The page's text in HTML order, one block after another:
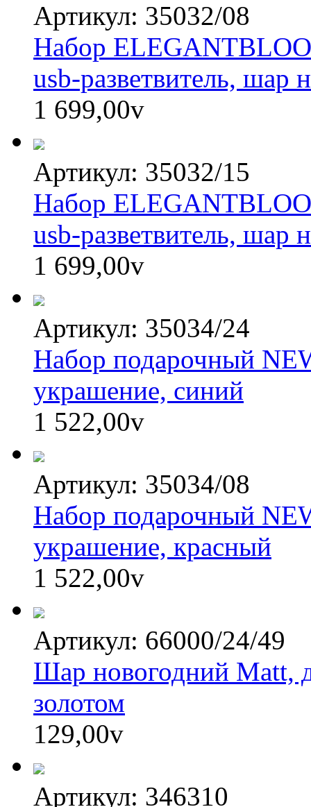
Артикул: 35032/08
Набор
usb-разветвитель, шар
1 699,00v
Артикул: 35032/15
Набор
usb-разветвитель, шар
1 699,00v
Артикул: 35034/24
Набор подарочный
украшение, синий
1 522,00v
Артикул: 35034/08
Набор подарочный
украшение, красный
1 522,00v
Артикул: 66000/24/49
Шар новогодний Matt,
золотом
129,00v
Артикул: 346310